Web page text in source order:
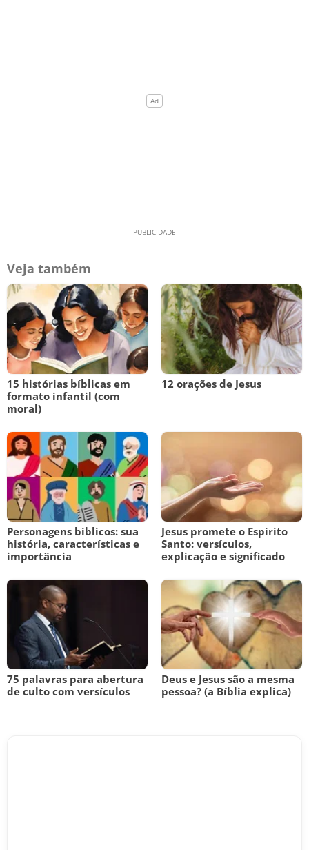
Veja também
15 histórias bíblicas em
formato infantil (com
moral)
12 orações de Jesus
Personagens bíblicos: sua
história, características e
importância
Jesus promete o Espírito
Santo: versículos,
explicação e significado
75 palavras para abertura
de culto com versículos
Deus e Jesus são a mesma
pessoa? (a Bíblia explica)